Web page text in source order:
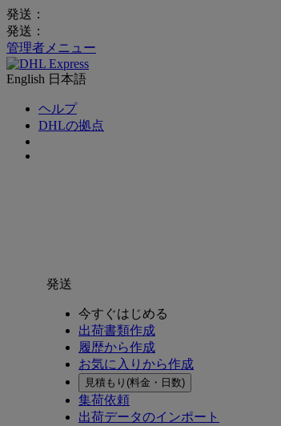
発送：
発送：
管理者メニュー
English 日本語
ヘルプ
DHLの拠点
発送
今すぐはじめる
出荷書類作成
履歴から作成
お気に入りから作成
見積もり(料金・日数)
集荷依頼
出荷データのインポート